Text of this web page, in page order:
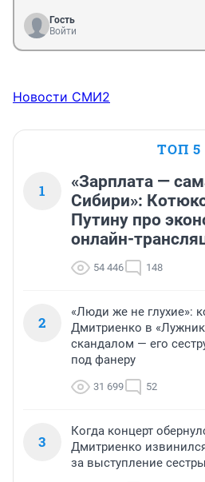
Гость
Войти
Новости СМИ2
ТОП 5
1
«Зарплата —
Сибири»:
Путину про
онлайн-
54 446 148
2
«Люди же не глухие»:
Дмитриенко в
скандалом — его
под фанеру
31 699 52
3
Когда концерт
Дмитриенко
за выступление